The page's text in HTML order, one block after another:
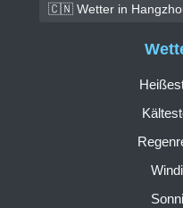
🇨🇳 Wetter in